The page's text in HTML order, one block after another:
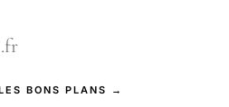
BONS PLANS →